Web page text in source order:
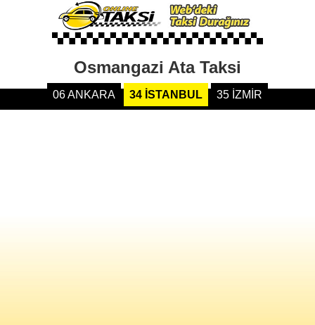
Osmangazi Ata Taksi
06 ANKARA 34 İSTANBUL 35 İZMİR